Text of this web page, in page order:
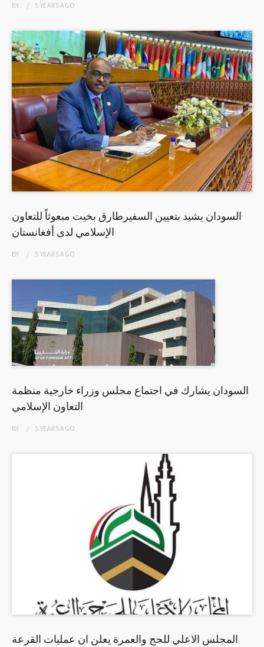
BY 5 YEARSAGO
السودان يشيد بتعيين السفيرطارق بخيت مبعوثاً للتعاون
الإسلامي لدى أفغانستان
BY 5 YEARSAGO
السودان يشارك في اجتماع مجلس وزراء خارجية منظمة
التعاون الإسلامي
BY 5 YEARSAGO
المجلس الاعلي للحج والعمرة يعلن ان عمليات القرعة